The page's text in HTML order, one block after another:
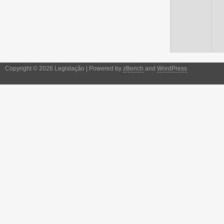
Copyright © 2026 Legislação | Powered by zBench and WordPress